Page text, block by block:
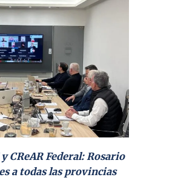
CReAR Federal: Rosario
a todas las provincias